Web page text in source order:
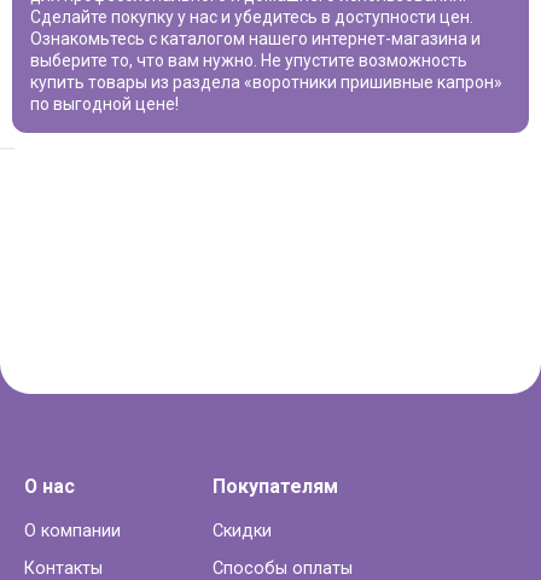
Сделайте покупку у нас и убедитесь в доступности цен.
Ознакомьтесь с каталогом нашего интернет-магазина и
выберите то, что вам нужно. Не упустите возможность
купить товары из раздела «воротники пришивные капрон»
по выгодной цене!
О нас
О компании
Контакты
Покупателям
Скидки
Способы оплаты